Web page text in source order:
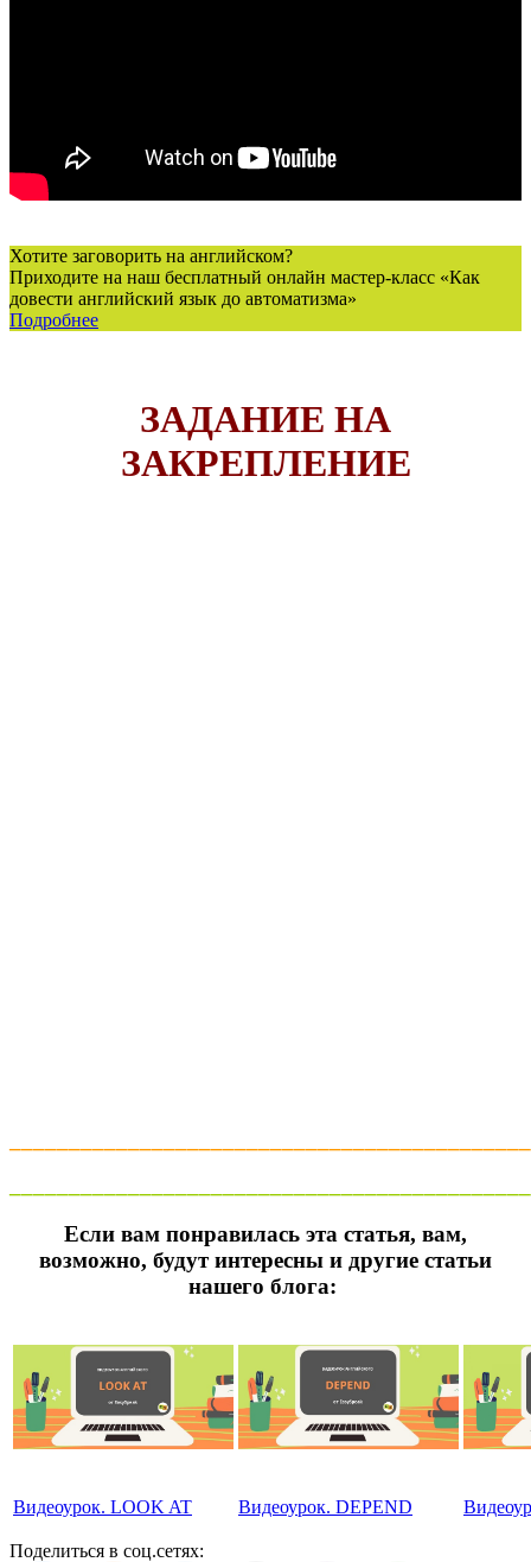
Хотите заговорить на английском?
Приходите на наш бесплатный онлайн мастер-класс «Как
довести английский язык до автоматизма»
Подробнее
ЗАДАНИЕ НА
ЗАКРЕПЛЕНИЕ
Если вам понравилась эта статья, вам,
возможно, будут интересны и другие статьи
нашего блога:
Видеоурок. LOOK AT Видеоурок. DEPEND
Поделиться в соц.сетях: